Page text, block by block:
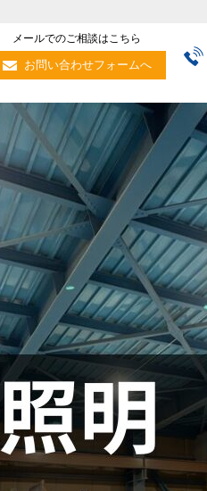
メールでのご相談はこちら
お問い合わせフォームへ